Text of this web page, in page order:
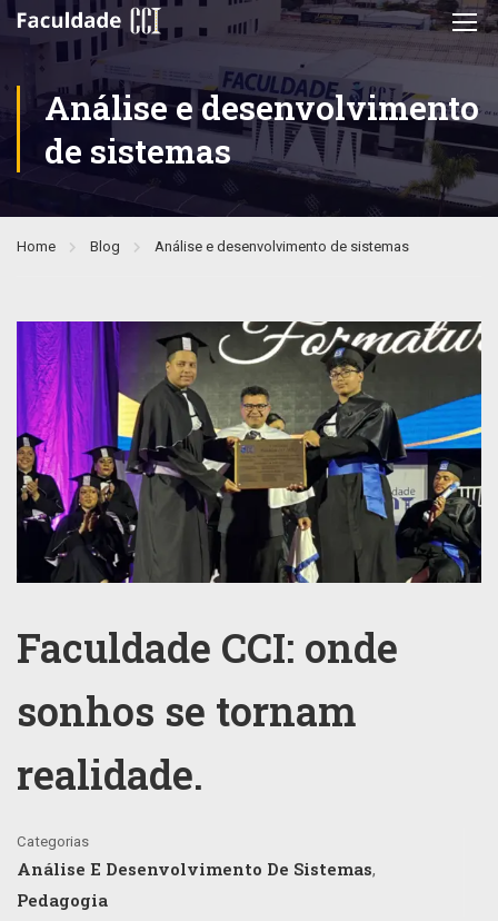
Análise e desenvolvimento
de sistemas
Home Blog Análise e desenvolvimento de sistemas
Faculdade CCI: onde
sonhos se tornam
realidade.
Categorias
Análise E Desenvolvimento De Sistemas,
Pedagogia